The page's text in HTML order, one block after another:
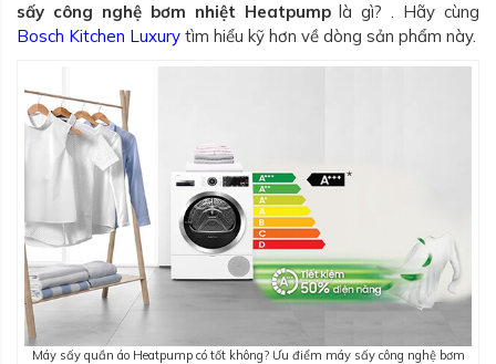
sấy công nghệ bơm nhiệt Heatpumplà gì? . Hãy cùng
Bosch Kitchen Luxury tìm hiểu kỹ hơn về dòng sản phẩm này.
Máy sấy quần áo Heatpump có tốt không? Ưu điểm máy sấy công nghệ bơm